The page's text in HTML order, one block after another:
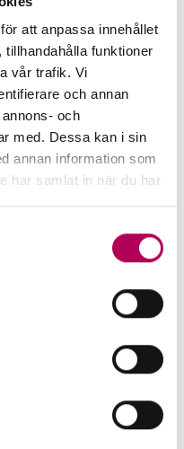
att anpassa innehållet
funktioner
vår trafik. Vi
och annan
och
med. Dessa kan i sin
annan information som
har samlat in när du har
redovisa hur
finansierar.
även mindre
de har, och om
att påverkas av
miljö –
en taxonomi kring
skydd av vatten och
till cirkulär
det för en ”brun”
vad som är ohållbart